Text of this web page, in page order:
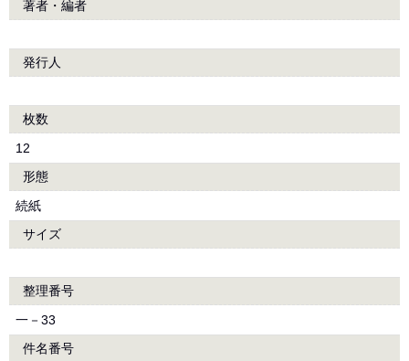
著者・編者
発行人
枚数
12
形態
続紙
サイズ
整理番号
一－33
件名番号